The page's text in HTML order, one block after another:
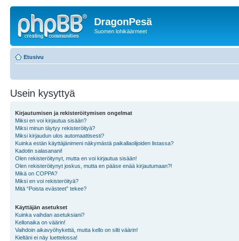
DragonPesä
Suomen lohikäärmeet
Etusivu
Usein kysyttyä
Kirjautumisen ja rekisteröitymisen ongelmat
Miksi en voi kirjautua sisään?
Miksi minun täytyy rekisteröityä?
Miksi kirjaudun ulos automaattisesti?
Kuinka estän käyttäjänimeni näkymästä paikallaolijoiden listassa?
Kadotin salasanani!
Olen rekisteröitynyt, mutta en voi kirjautua sisään!
Olen rekisteröitynyt joskus, mutta en pääse enää kirjautumaan?!
Mikä on COPPA?
Miksi en voi rekisteröityä?
Mitä “Poista evästeet” tekee?
Käyttäjän asetukset
Kuinka vaihdan asetuksiani?
Kellonaika on väärin!
Vaihdoin aikavyöhykettä, mutta kello on silti väärin!
Kieltäni ei näy luettelossa!